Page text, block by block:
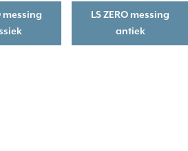
messing
LS ZERO messing
antiek